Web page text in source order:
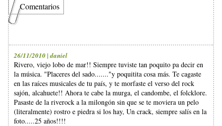
Comentarios
26/11/2010 | daniel
Rivero, viejo lobo de mar!! Siempre tuviste tan poquito pa decir en
la música. "Placeres del sado......."y poquitita cosa más. Te cagaste
en las raíces musicales de tu país, y te morfaste el verso del rock
sajón, alcahuete!! Ahora te cabe la murga, el candombe, el folcklore.
Pasaste de la riverock a la milongón sin que se te moviera un pelo
(literalmente) rostro e piedra si los hay, Un crack, siempre salís en la
foto.....25 años!!!!